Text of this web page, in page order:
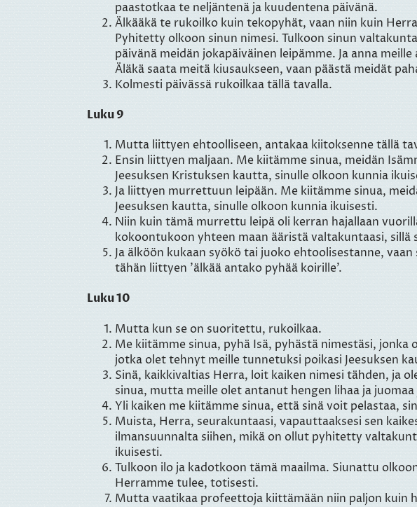
paastotkaa te neljäntenä ja kuudentena päivänä.
Älkääkä te rukoilko kuin tekopyhät, vaan niin kuin
Pyhitetty olkoon sinun nimesi. Tulkoon sinun
päivänä meidän jokapäiväinen leipämme. Ja anna
Äläkä saata meitä kiusaukseen, vaan päästä meidät
Kolmesti päivässä rukoilkaa tällä tavalla.
Luku 9
Mutta liittyen ehtoolliseen, antakaa kiitoksenne tällä
Ensin liittyen maljaan. Me kiitämme sinua, meidän
Jeesuksen Kristuksen kautta, sinulle olkoon kunnia
Ja liittyen murrettuun leipään. Me kiitämme sinua,
Jeesuksen kautta, sinulle olkoon kunnia ikuisesti.
Niin kuin tämä murrettu leipä oli kerran hajallaan
kokoontukoon yhteen maan ääristä valtakuntaasi,
Ja älköön kukaan syökö tai juoko ehtoolisestanne,
tähän liittyen ’älkää antako pyhää koirille’.
Luku 10
Mutta kun se on suoritettu, rukoilkaa.
Me kiitämme sinua, pyhä Isä, pyhästä nimestäsi,
jotka olet tehnyt meille tunnetuksi poikasi Jeesuksen
Sinä, kaikkivaltias Herra, loit kaiken nimesi tähden, ja
sinua, mutta meille olet antanut hengen lihaa ja
Yli kaiken me kiitämme sinua, että sinä voit pelastaa,
Muista, Herra, seurakuntaasi, vapauttaaksesi sen
ilmansuunnalta siihen, mikä on ollut pyhitetty
ikuisesti.
Tulkoon ilo ja kadotkoon tämä maailma. Siunattu
Herramme tulee, totisesti.
Mutta vaatikaa profeettoja kiittämään niin paljon kuin